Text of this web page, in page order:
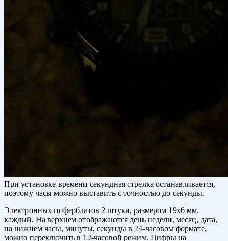
При установке времени секундная стрелка останавливается,
поэтому часы можно выставить с точностью до секунды.
Электронных циферблатов 2 штуки, размером 19х6 мм.
каждый. На верхнем отображаются день недели, месяц, дата,
на нижнем часы, минуты, секунды в 24-часовом формате,
можно переключить в 12-часовой режим. Цифры на